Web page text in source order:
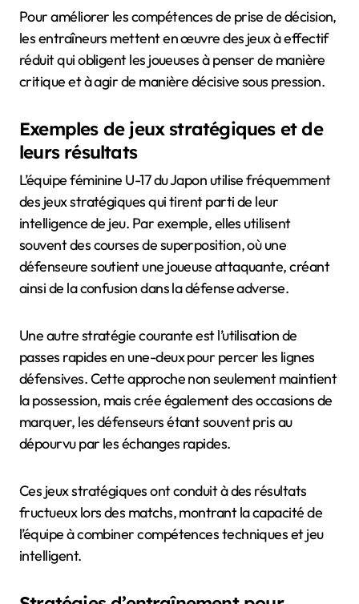
Pour améliorer les compétences de prise de décision,
les entraîneurs mettent en œuvre des jeux à effectif
réduit qui obligent les joueuses à penser de manière
critique et à agir de manière décisive sous pression.
Exemples de jeux stratégiques et de
leurs résultats
L’équipe féminine U-17 du Japon utilise fréquemment
des jeux stratégiques qui tirent parti de leur
intelligence de jeu. Par exemple, elles utilisent
souvent des courses de superposition, où une
défenseure soutient une joueuse attaquante, créant
ainsi de la confusion dans la défense adverse.
Une autre stratégie courante est l’utilisation de
passes rapides en une-deux pour percer les lignes
défensives. Cette approche non seulement maintient
la possession, mais crée également des occasions de
marquer, les défenseurs étant souvent pris au
dépourvu par les échanges rapides.
Ces jeux stratégiques ont conduit à des résultats
fructueux lors des matchs, montrant la capacité de
l’équipe à combiner compétences techniques et jeu
intelligent.